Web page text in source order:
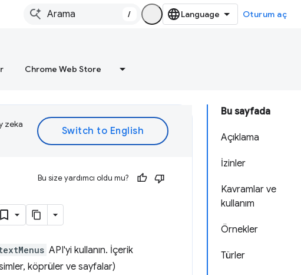
/ Oturum aç
Chrome Web Store
Bu sayfada
Açıklama
İzinler
Kavramlar ve
kullanım
Örnekler
Türler
zeka
Bu size yardımcı oldu mu?
API'yi kullanın. İçerik
köprüler ve sayfalar)